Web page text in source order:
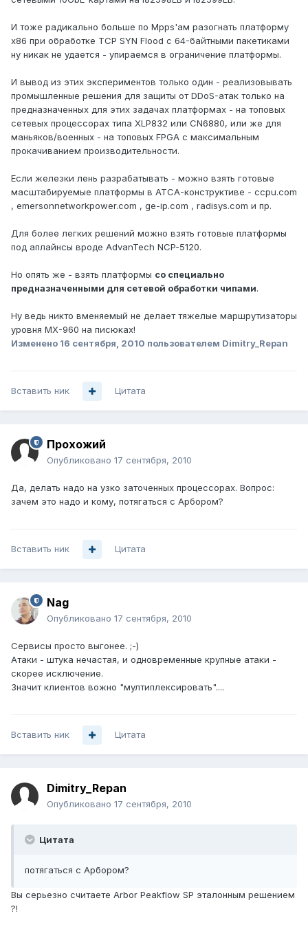
И тоже радикально больше по Mpps'ам разогнать платформу
x86 при обработке TCP SYN Flood с 64-байтными пакетиками
ну никак не удается - упираемся в ограничение платформы.
И вывод из этих экспериментов только один - реализовывать
промышленные решения для защиты от DDoS-атак только на
предназначенных для этих задачах платформах - на топовых
сетевых процессорах типа XLP832 или CN6880, или же для
маньяков/военных - на топовых FPGA с максимальным
прокачиванием производительности.
Если железки лень разрабатывать - можно взять готовые
масштабируемые платформы в ATCA-конструктиве - ccpu.com
, emersonnetworkpower.com , ge-ip.com , radisys.com и пр.
Для более легких решений можно взять готовые платформы
под аплайнсы вроде AdvanTech NCP-5120.
Но опять же - взять платформы со специально
предназначенными для сетевой обработки чипами.
Ну ведь никто вменяемый не делает тяжелые маршрутизаторы
уровня MX-960 на писюках!
Изменено 16 сентября, 2010 пользователем Dimitry_Repan
Вставить ник Цитата
Прохожий
Опубликовано 17 сентября, 2010
Да, делать надо на узко заточенных процессорах. Вопрос:
зачем это надо и кому, потягаться с Арбором?
Вставить ник Цитата
Nag
Опубликовано 17 сентября, 2010
Сервисы просто выгонее. ;-)
Атаки - штука нечастая, и одновременные крупные атаки -
скорее исключение.
Значит клиентов вожно "мултиплексировать"....
Вставить ник Цитата
Dimitry_Repan
Опубликовано 17 сентября, 2010
Цитата
потягаться с Арбором?
Вы серьезно считаете Arbor Peakflow SP эталонным решением
?!